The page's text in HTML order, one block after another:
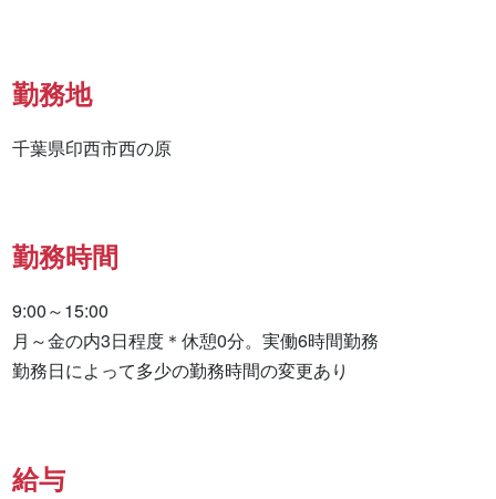
勤務地
千葉県印西市西の原
勤務時間
9:00～15:00
月～金の内3日程度＊休憩0分。実働6時間勤務
勤務日によって多少の勤務時間の変更あり
給与